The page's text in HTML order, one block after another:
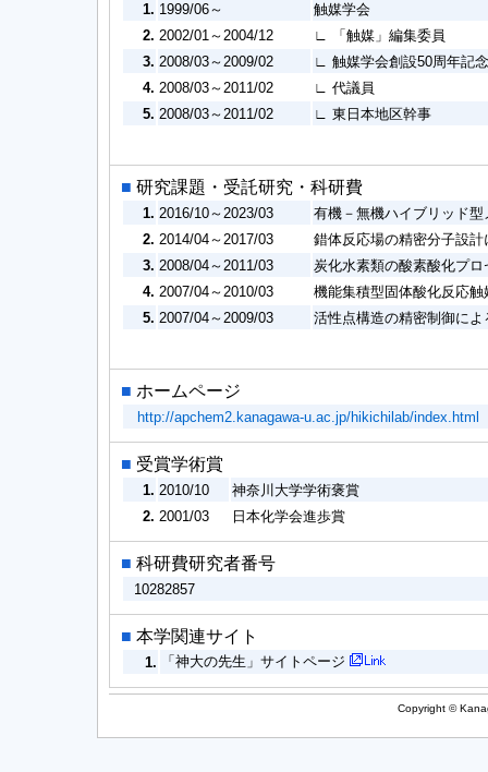
1. 1999/06～
触媒学会
2. 2002/01～2004/12
∟ 「触媒」編集委員
3. 2008/03～2009/02
∟ 触媒学会創設50周年記
4. 2008/03～2011/02
∟ 代議員
5. 2008/03～2011/02 ∟ 東日本地区幹事
■ 研究課題・受託研究・科研費
1. 2016/10～2023/03
有機－無機ハイブリッド
2. 2014/04～2017/03
錯体反応場の精密分子設
3. 2008/04～2011/03
炭化水素類の酸素酸化プ
4. 2007/04～2010/03
機能集積型固体酸化反応
5. 2007/04～2009/03 活性点構造の精密制御に
■ ホームページ
http://apchem2.kanagawa-u.ac.jp/hikichilab/index.html
■ 受賞学術賞
1. 2010/10
神奈川大学学術褒賞
2. 2001/03 日本化学会進歩賞
■ 科研費研究者番号
10282857
■ 本学関連サイト
1. 「神大の先生」サイトページ
Copyright ©